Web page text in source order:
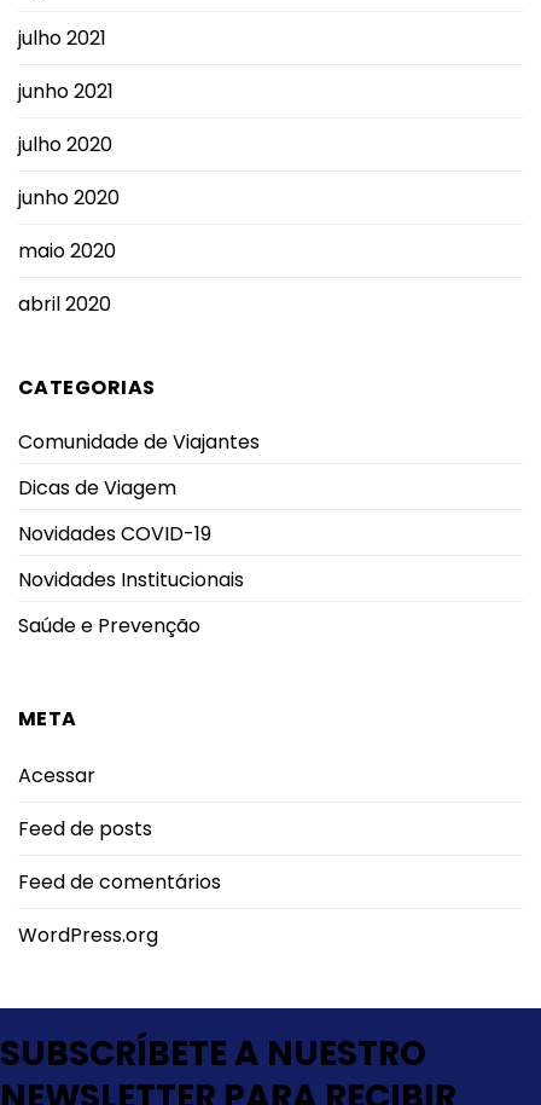
julho 2021
junho 2021
julho 2020
junho 2020
maio 2020
abril 2020
CATEGORIAS
Comunidade de Viajantes
Dicas de Viagem
Novidades COVID-19
Novidades Institucionais
Saúde e Prevenção
META
Acessar
Feed de posts
Feed de comentários
WordPress.org
SUBSCRÍBETE A NUESTRO